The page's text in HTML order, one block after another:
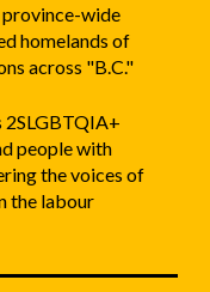
wide
homelands of
across "B.C."
2SLGBTQIA+
people with
the voices of
the labour